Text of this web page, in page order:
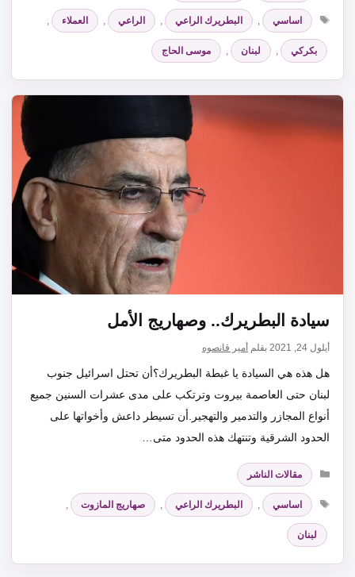
الوسوم
اساسي , البطريرك الراعي , الراعي , العملاء ,
بكركي , لبنان , موسى الحاج
سيادة البطريرك.. وصهاريج الأمل
أيلول 24, 2021 بقلم أمير قانصوه
هل هذه هي السيادة يا غبطة البطريرك؟أن تحتل اسرائيل جنوب
لبنان حتى العاصمة بيروت وترتكب على مدى عشرات السنين جميع
أنواع المجازر والتدمير والتهجير.أن تسيطر داعش وأخواتها على
الحدود الشرقية وتنتهك هذه الحدود متى…
التصنيفات
مقالات الناشر
الوسوم
اساسي البطريرك الراعي صهاريج المازوت
لبنان